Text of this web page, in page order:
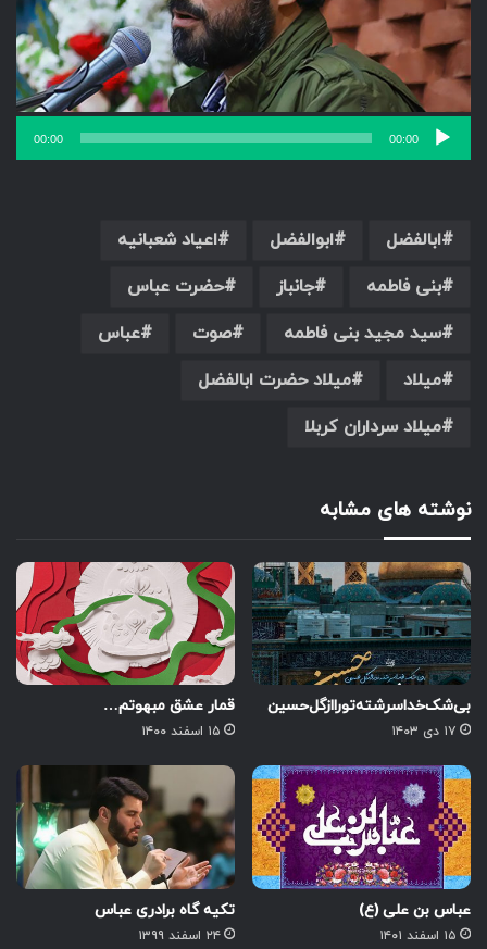
00:00
00:00
ابالفضل ابوالفضل
اعیاد شعبانیه
بنی فاطمه
جانباز
حضرت عباس
سید مجید بنی فاطمه
صوت
عباس
میلاد
میلاد حضرت ابالفضل
میلاد سرداران کربلا
نوشته های مشابه
بی‌شک‌خدا‌سرشته‌تو‌را‌از‌گل‌حسین
۱۷ دی ۱۴۰۳
قمار عشق مبهوتم…
۱۵ اسفند ۱۴۰۰
عباس بن علی (ع)
۱۵ اسفند ۱۴۰۱
تکیه گاه برادری عباس
۲۴ اسفند ۱۳۹۹